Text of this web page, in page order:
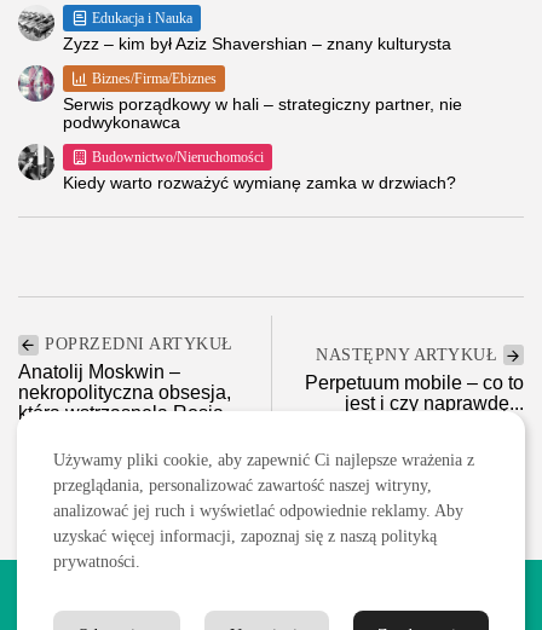
Edukacja i Nauka
Zyzz – kim był Aziz Shavershian – znany kulturysta
Biznes/Firma/Ebiznes
Serwis porządkowy w hali – strategiczny partner, nie
podwykonawca
Budownictwo/Nieruchomości
Kiedy warto rozważyć wymianę zamka w drzwiach?
POPRZEDNI ARTYKUŁ
Anatolij Moskwin –
nekropolityczna obsesja,
która wstrząsnęła Rosją
Ciekawostki
NASTĘPNY ARTYKUŁ
Perpetuum mobile – co to
jest i czy naprawdę...
są chronione prawem autorskim.
Używamy pliki cookie, aby zapewnić Ci najlepsze wrażenia z
przeglądania, personalizować zawartość naszej witryny,
analizować jej ruch i wyświetlać odpowiednie reklamy. Aby
uzyskać więcej informacji, zapoznaj się z naszą polityką
prywatności.